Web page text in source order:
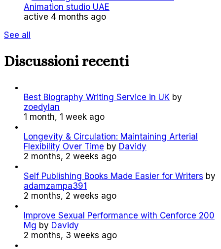
Animation studio UAE
active 4 months ago
See all
Discussioni recenti
Best Biography Writing Service in UK by
zoedylan
1 month, 1 week ago
Longevity & Circulation: Maintaining Arterial
Flexibility Over Time by Davidy
2 months, 2 weeks ago
Self Publishing Books Made Easier for Writers by
adamzampa391
2 months, 2 weeks ago
Improve Sexual Performance with Cenforce 200
Mg by Davidy
2 months, 3 weeks ago